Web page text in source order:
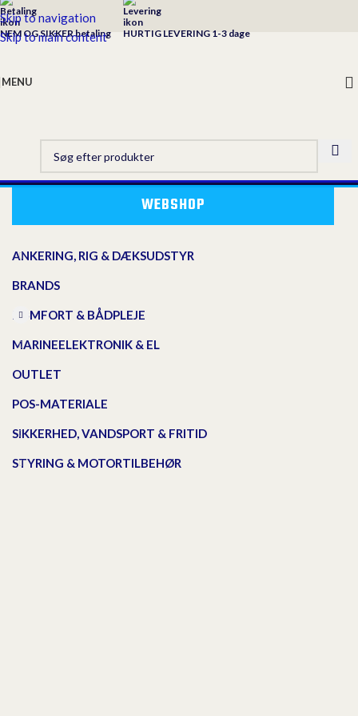
Skip to navigation
Skip to main content
NEM OG SIKKER betaling HURTIG LEVERING 1-3 dage
MENU
WEBSHOP
ANKERING, RIG & DÆKSUDSTYR
BRANDS
KOMFORT & BÅDPLEJE
MARINEELEKTRONIK & EL
OUTLET
POS-MATERIALE
SIKKERHED, VANDSPORT & FRITID
STYRING & MOTORTILBEHØR